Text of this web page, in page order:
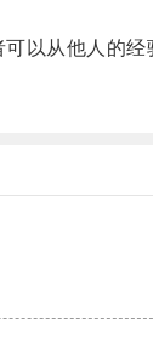
以从他人的经